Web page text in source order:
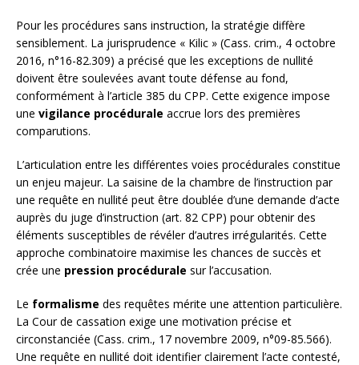
Pour les procédures sans instruction, la stratégie diffère
sensiblement. La jurisprudence « Kilic » (Cass. crim., 4 octobre
2016, n°16-82.309) a précisé que les exceptions de nullité
doivent être soulevées avant toute défense au fond,
conformément à l’article 385 du CPP. Cette exigence impose
une vigilance procédurale accrue lors des premières
comparutions.
L’articulation entre les différentes voies procédurales constitue
un enjeu majeur. La saisine de la chambre de l’instruction par
une requête en nullité peut être doublée d’une demande d’acte
auprès du juge d’instruction (art. 82 CPP) pour obtenir des
éléments susceptibles de révéler d’autres irrégularités. Cette
approche combinatoire maximise les chances de succès et
crée une pression procédurale sur l’accusation.
Le formalisme des requêtes mérite une attention particulière.
La Cour de cassation exige une motivation précise et
circonstanciée (Cass. crim., 17 novembre 2009, n°09-85.566).
Une requête en nullité doit identifier clairement l’acte contesté,